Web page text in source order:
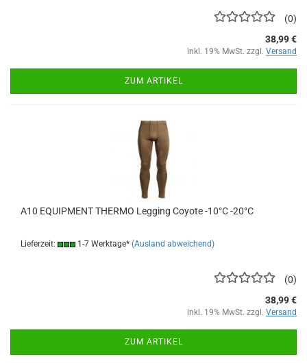
0
38,99 €
inkl. 19% MwSt. zzgl. Versand
ZUM ARTIKEL
A10 EQUIPMENT THERMO Legging Coyote -10°C -20°C
Lieferzeit: 1-7 Werktage* (Ausland abweichend)
0
38,99 €
inkl. 19% MwSt. zzgl. Versand
ZUM ARTIKEL